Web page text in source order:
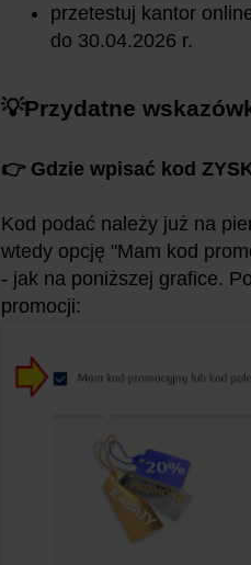
przetestuj kantor
do 30.04.2026 r.
💡Przydatne
👉 Gdzie wpisać kod
Kod podać należy już na
wtedy opcję "Mam kod
- jak na poniższej grafice.
promocji: